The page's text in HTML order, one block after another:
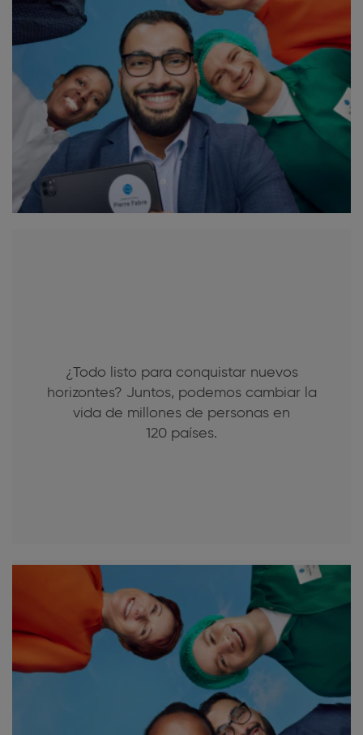
¿Todo listo para conquistar nuevos
horizontes? Juntos, podemos cambiar la
vida de millones de personas en
120 países.